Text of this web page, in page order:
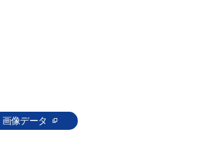
画像データ